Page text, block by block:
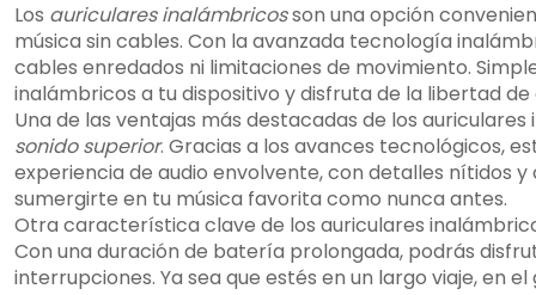
Los auriculares inalámbricosson una opción
música sin cables. Con la avanzada tecnología
cables enredados ni limitaciones de movimiento.
inalámbricos a tu dispositivo y disfruta de la libertad
Una de las ventajas más destacadas de los
sonido superior. Gracias a los avances tecnológicos,
experiencia de audio envolvente, con detalles nítidos
sumergirte en tu música favorita como nunca antes.
Otra característica clave de los auriculares
Con una duración de batería prolongada, podrás
interrupciones. Ya sea que estés en un largo viaje, en